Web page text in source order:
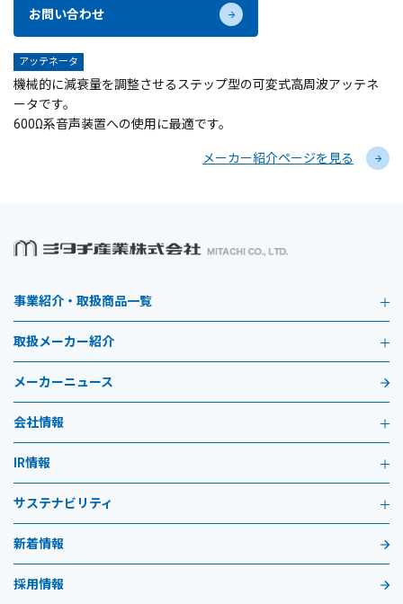
お問い合わせ
アッテネータ
機械的に減衰量を調整させるステップ型の可変式高周波アッテネ
ータです。
600Ω系音声装置への使用に最適です。
メーカー紹介ページを見る
事業紹介・取扱商品一覧
取扱メーカー紹介
メーカーニュース
会社情報
IR情報
サステナビリティ
新着情報
採用情報